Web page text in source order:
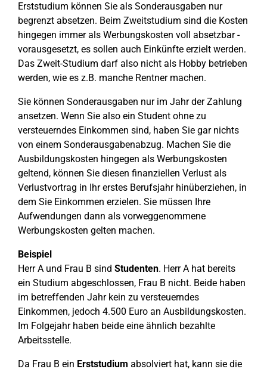
Erststudium können Sie als Sonderausgaben nur
begrenzt absetzen. Beim Zweitstudium sind die Kosten
hingegen immer als Werbungskosten voll absetzbar -
vorausgesetzt, es sollen auch Einkünfte erzielt werden.
Das Zweit-Studium darf also nicht als Hobby betrieben
werden, wie es z.B. manche Rentner machen.
Sie können Sonderausgaben nur im Jahr der Zahlung
ansetzen. Wenn Sie also ein Student ohne zu
versteuerndes Einkommen sind, haben Sie gar nichts
von einem Sonderausgabenabzug. Machen Sie die
Ausbildungskosten hingegen als Werbungskosten
geltend, können Sie diesen finanziellen Verlust als
Verlustvortrag in Ihr erstes Berufsjahr hinüberziehen, in
dem Sie Einkommen erzielen. Sie müssen Ihre
Aufwendungen dann als vorweggenommene
Werbungskosten gelten machen.
Beispiel
Herr A und Frau B sind Studenten. Herr A hat bereits
ein Studium abgeschlossen, Frau B nicht. Beide haben
im betreffenden Jahr kein zu versteuerndes
Einkommen, jedoch 4.500 Euro an Ausbildungskosten.
Im Folgejahr haben beide eine ähnlich bezahlte
Arbeitsstelle.
Da Frau B ein Erststudium absolviert hat, kann sie die